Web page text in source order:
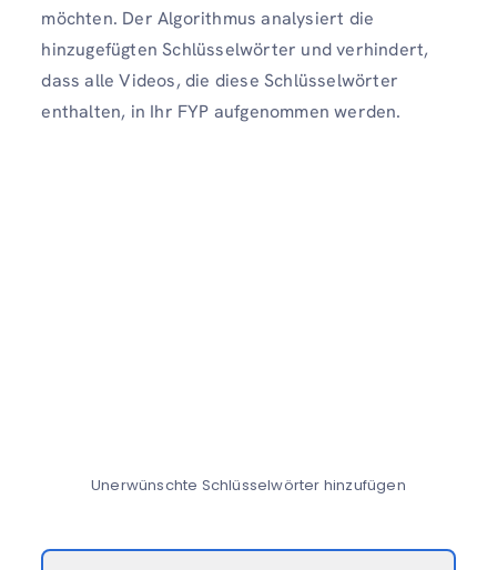
möchten. Der Algorithmus analysiert die
hinzugefügten Schlüsselwörter und verhindert,
dass alle Videos, die diese Schlüsselwörter
enthalten, in Ihr FYP aufgenommen werden.
Unerwünschte Schlüsselwörter hinzufügen